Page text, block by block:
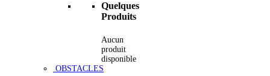
Quelques
Produits
Aucun
produit
disponible
OBSTACLES